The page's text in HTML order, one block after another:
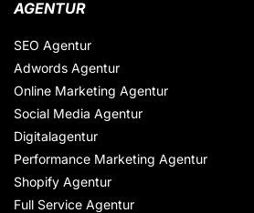
AGENTUR
SEO Agentur
Adwords Agentur
Online Marketing Agentur
Social Media Agentur
Digitalagentur
Performance Marketing Agentur
Shopify Agentur
Full Service Agentur